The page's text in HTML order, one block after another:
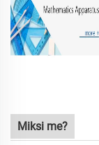
Miksi me?